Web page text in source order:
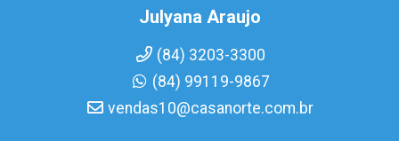
Julyana Araujo
(84) 3203-3300
(84) 99119-9867
vendas10@casanorte.com.br